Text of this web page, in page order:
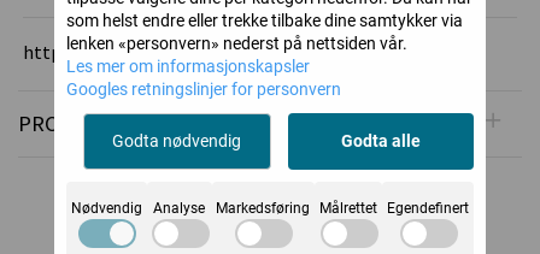
https://www.lawnfawn.com/
PRODUSENT
Alternative produkter
som helst endre eller trekke tilbake dine samtykker via
lenken «personvern» nederst på nettsiden vår.
Les mer om informasjonskapsler
Googles retningslinjer for personvern
Godta nødvendig Godta alle
Nødvendig Analyse Markedsføring Målrettet Egendefinert